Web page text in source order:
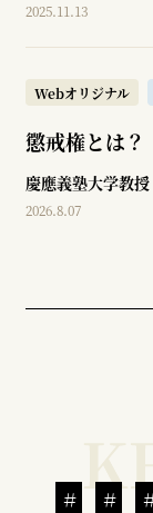
2025.11.13
Webオリジナル
懲戒権とは？
慶應義塾大学教授
2026.8.07